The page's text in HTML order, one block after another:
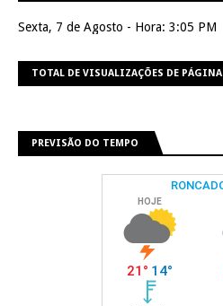
Sexta, 7 de Agosto - Hora: 3:05 PM
TOTAL DE VISUALIZAÇÕES DE PÁGINA
PREVISÃO DO TEMPO